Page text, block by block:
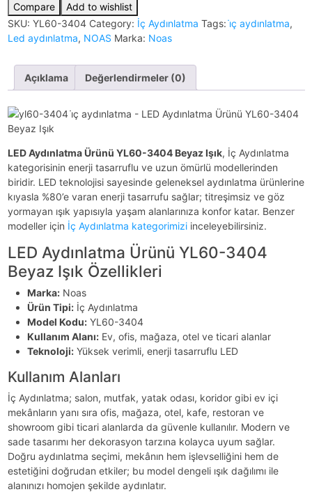
Compare
Add to wishlist
SKU: YL60-3404 Category: İç Aydınlatma Tags:i̇ç aydınlatma,
Led aydınlatma, NOAS Marka: Noas
Açıklama Değerlendirmeler (0)
LED Aydınlatma Ürünü YL60-3404 Beyaz Işık, İç Aydınlatma
kategorisinin enerji tasarruflu ve uzun ömürlü modellerinden
biridir. LED teknolojisi sayesinde geleneksel aydınlatma ürünlerine
kıyasla %80’e varan enerji tasarrufu sağlar; titreşimsiz ve göz
yormayan ışık yapısıyla yaşam alanlarınıza konfor katar. Benzer
modeller için İç Aydınlatma kategorimiziinceleyebilirsiniz.
LED Aydınlatma Ürünü YL60-3404
Beyaz Işık Özellikleri
Marka:Noas
Ürün Tipi:İç Aydınlatma
Model Kodu:YL60-3404
Kullanım Alanı:Ev, ofis, mağaza, otel ve ticari alanlar
Teknoloji:Yüksek verimli, enerji tasarruflu LED
Kullanım Alanları
İç Aydınlatma; salon, mutfak, yatak odası, koridor gibi ev içi
mekânların yanı sıra ofis, mağaza, otel, kafe, restoran ve
showroom gibi ticari alanlarda da güvenle kullanılır. Modern ve
sade tasarımı her dekorasyon tarzına kolayca uyum sağlar.
Doğru aydınlatma seçimi, mekânın hem işlevselliğini hem de
estetiğini doğrudan etkiler; bu model dengeli ışık dağılımı ile
alanınızı homojen şekilde aydınlatır.